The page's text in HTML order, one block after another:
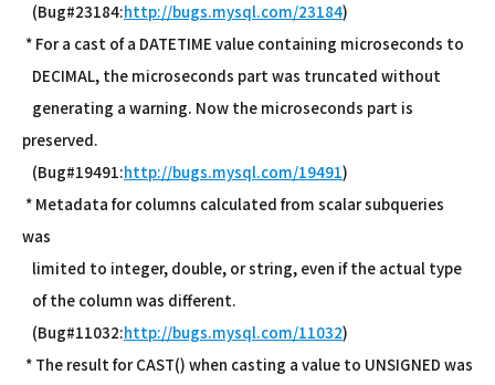
(Bug#23184:http://bugs.mysql.com/23184)
* For a cast of a DATETIME value containing microseconds to
DECIMAL, the microseconds part was truncated without
generating a warning. Now the microseconds part is
preserved.
(Bug#19491:http://bugs.mysql.com/19491)
* Metadata for columns calculated from scalar subqueries
was
limited to integer, double, or string, even if the actual type
of the column was different.
(Bug#11032:http://bugs.mysql.com/11032)
* The result for CAST() when casting a value to UNSIGNED was